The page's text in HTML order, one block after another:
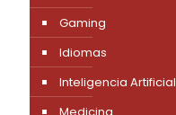
Gaming
Idiomas
Inteligencia Artificial